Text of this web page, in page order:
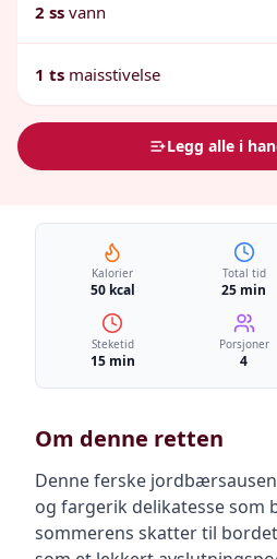
2 ss vann
1 ts maisstivelse
Legg alle i
Kalorier
50 kcal
Total tid
25 min
Steketid
15 min
Porsjoner
4
Om denne retten
Denne ferske
og fargerik delikatesse som
sommerens skatter til